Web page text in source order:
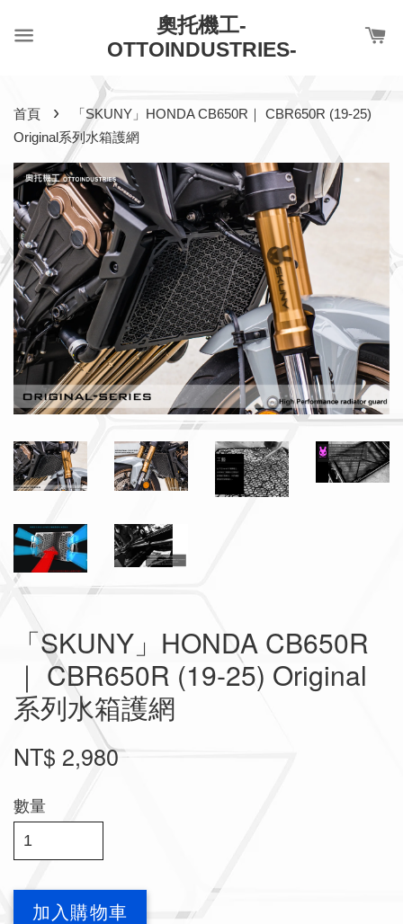
奧托機工-
OTTOINDUSTRIES-
首頁 ›
「SKUNY」HONDA CB650R｜ CBR650R (19-25)
Original系列水箱護網
「SKUNY」HONDA CB650R
｜ CBR650R (19-25) Original
系列水箱護網
NT$ 2,980
數量
加入購物車